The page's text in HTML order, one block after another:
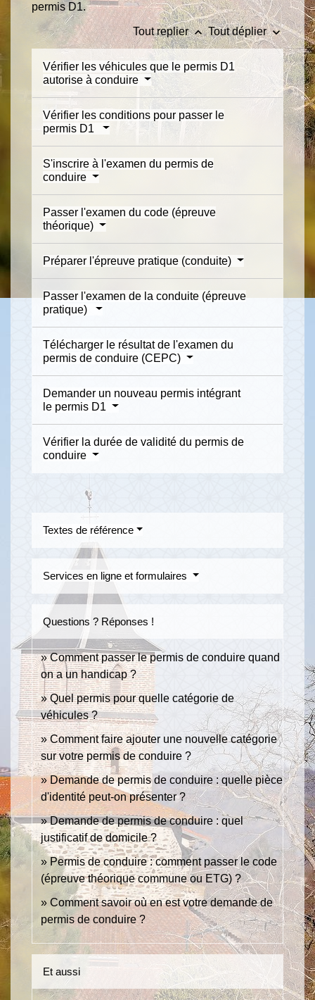
permis D1.
Tout replierkeyboard_arrow_up Tout déplierkeyboard_arrow_down
Vérifier les véhicules que le permis D1
autorise à conduire
Vérifier les conditions pour passer le
permis D1
S'inscrire à l'examen du permis de
conduire
Passer l'examen du code (épreuve
théorique)
Préparer l'épreuve pratique (conduite)
Passer l'examen de la conduite (épreuve
pratique)
Télécharger le résultat de l'examen du
permis de conduire (CEPC)
Demander un nouveau permis intégrant
le permis D1
Vérifier la durée de validité du permis de
conduire
Textes de référence
Services en ligne et formulaires
Questions ? Réponses !
Comment passer le permis de conduire quand
on a un handicap ?
Quel permis pour quelle catégorie de
véhicules ?
Comment faire ajouter une nouvelle catégorie
sur votre permis de conduire ?
Demande de permis de conduire : quelle pièce
d'identité peut-on présenter ?
Demande de permis de conduire : quel
justificatif de domicile ?
Permis de conduire : comment passer le code
(épreuve théorique commune ou ETG) ?
Comment savoir où en est votre demande de
permis de conduire ?
Et aussi